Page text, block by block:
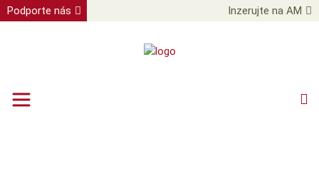
Podporte nás Inzerujte na AM